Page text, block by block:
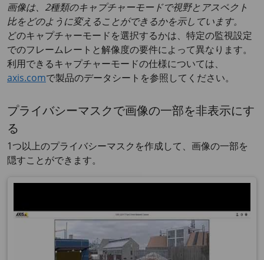
画像は、2種類のキャプチャーモードで視野とアスペクト
比をどのように変えることができるかを示しています。
どのキャプチャーモードを選択するかは、特定の監視設定
でのフレームレートと解像度の要件によって異なります。
利用できるキャプチャーモードの仕様については、
axis.comで製品のデータシートを参照してください。
プライバシーマスクで画像の一部を非表示にす
る
1つ以上のプライバシーマスクを作成して、画像の一部を
隠すことができます。